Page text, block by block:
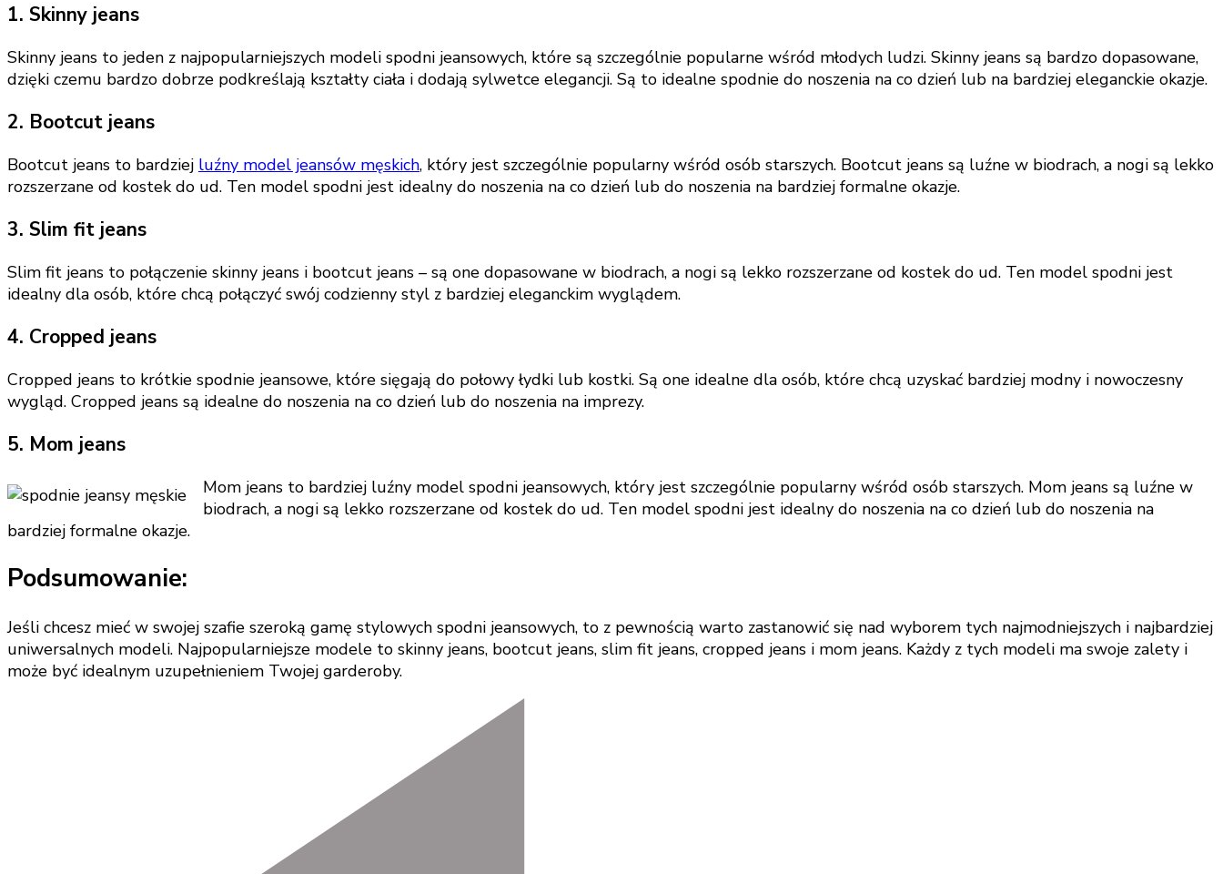
1. Skinny jeans
Skinny jeans to jeden z najpopularniejszych modeli spodni jeansowych, które są szczególnie popularne wśród młodych ludzi. Skinny jeans są bardzo dopasowane,
dzięki czemu bardzo dobrze podkreślają kształty ciała i dodają sylwetce elegancji. Są to idealne spodnie do noszenia na co dzień lub na bardziej eleganckie okazje.
2. Bootcut jeans
Bootcut jeans to bardziej luźny model jeansów męskich, który jest szczególnie popularny wśród osób starszych. Bootcut jeans są luźne w biodrach, a nogi są lekko
rozszerzane od kostek do ud. Ten model spodni jest idealny do noszenia na co dzień lub do noszenia na bardziej formalne okazje.
3. Slim fit jeans
Slim fit jeans to połączenie skinny jeans i bootcut jeans – są one dopasowane w biodrach, a nogi są lekko rozszerzane od kostek do ud. Ten model spodni jest
idealny dla osób, które chcą połączyć swój codzienny styl z bardziej eleganckim wyglądem.
4. Cropped jeans
Cropped jeans to krótkie spodnie jeansowe, które sięgają do połowy łydki lub kostki. Są one idealne dla osób, które chcą uzyskać bardziej modny i nowoczesny
wygląd. Cropped jeans są idealne do noszenia na co dzień lub do noszenia na imprezy.
5. Mom jeans
Mom jeans to bardziej luźny model spodni jeansowych, który jest szczególnie popularny wśród osób starszych. Mom jeans są luźne w
biodrach, a nogi są lekko rozszerzane od kostek do ud. Ten model spodni jest idealny do noszenia na co dzień lub do noszenia na
bardziej formalne okazje.
Podsumowanie:
Jeśli chcesz mieć w swojej szafie szeroką gamę stylowych spodni jeansowych, to z pewnością warto zastanowić się nad wyborem tych najmodniejszych i najbardziej
uniwersalnych modeli. Najpopularniejsze modele to skinny jeans, bootcut jeans, slim fit jeans, cropped jeans i mom jeans. Każdy z tych modeli ma swoje zalety i
może być idealnym uzupełnieniem Twojej garderoby.